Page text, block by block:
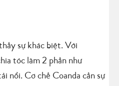
sự khác biệt. Với
tóc làm 2 phần như
nổi. Cơ chế Coanda cần sự